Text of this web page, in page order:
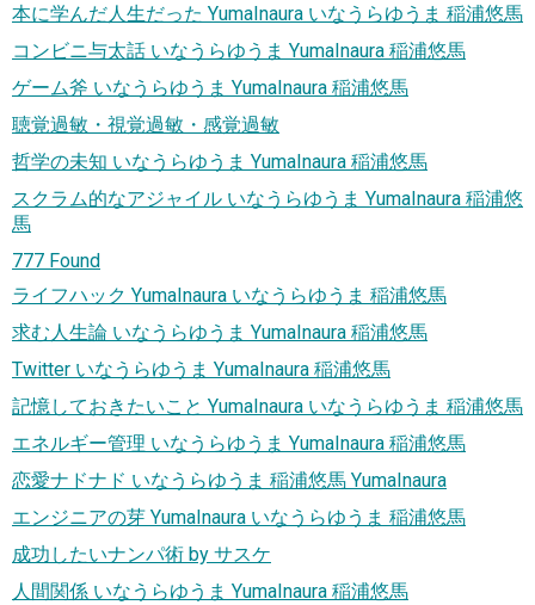
本に学んだ人生だった YumaInaura いなうらゆうま 稲浦悠馬
コンビニ与太話 いなうらゆうま YumaInaura 稲浦悠馬
ゲーム斧 いなうらゆうま YumaInaura 稲浦悠馬
聴覚過敏・視覚過敏・感覚過敏
哲学の未知 いなうらゆうま YumaInaura 稲浦悠馬
スクラム的なアジャイル いなうらゆうま YumaInaura 稲浦悠
馬
777 Found
ライフハック YumaInaura いなうらゆうま 稲浦悠馬
求む人生論 いなうらゆうま YumaInaura 稲浦悠馬
Twitter いなうらゆうま YumaInaura 稲浦悠馬
記憶しておきたいこと YumaInaura いなうらゆうま 稲浦悠馬
エネルギー管理 いなうらゆうま YumaInaura 稲浦悠馬
恋愛ナドナド いなうらゆうま 稲浦悠馬 YumaInaura
エンジニアの芽 YumaInaura いなうらゆうま 稲浦悠馬
成功したいナンパ術 by サスケ
人間関係 いなうらゆうま YumaInaura 稲浦悠馬